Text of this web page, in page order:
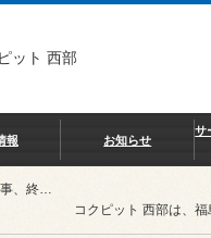
ット 西部
報 お知らせ
サ
側溝工事、終わりました
コクピット 西部は、